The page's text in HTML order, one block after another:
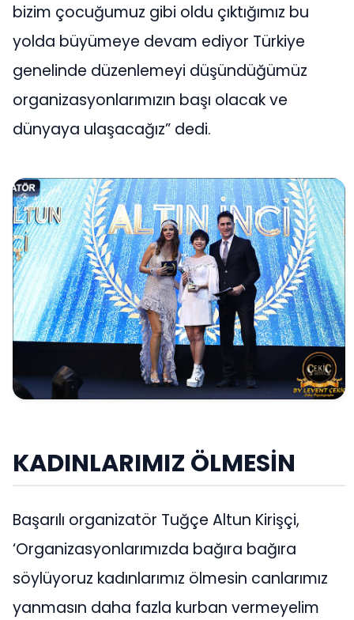
bizim çocuğumuz gibi oldu çıktığımız bu
yolda büyümeye devam ediyor Türkiye
genelinde düzenlemeyi düşündüğümüz
organizasyonlarımızın başı olacak ve
dünyaya ulaşacağız” dedi.
KADINLARIMIZ ÖLMESİN
Başarılı organizatör Tuğçe Altun Kirişçi,
‘Organizasyonlarımızda bağıra bağıra
söylüyoruz kadınlarımız ölmesin canlarımız
yanmasın daha fazla kurban vermeyelim